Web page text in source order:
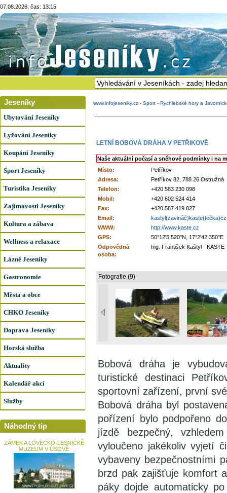
07.08.2026, čas: 13:15
Jeseníky
Ubytování Jeseníky
Lyžování Jeseníky
Koupání Jeseníky
Sport Jeseníky
Turistika Jeseníky
Zajímavosti Jeseníky
Kultura a zábava
Wellness a relaxace
Lázně Jeseníky
Gastronomie
Města a obce
CHKO Jeseníky
Doprava Jeseníky
Horská služba
Aktuality
Kalendář akcí
Služby
Náhodný tip
ZÁMEK A LOVECKO-LESNICKÉ
MUZEUM V ÚSOVĚ
www.infojeseniky.cz - Sport - Rychlebské hory a
LETNÍ BOBOVÁ DRÁHA V PETŘIKOVĚ
Naše aktuální počasí a sněhové podmínky i na
Místo:
Petříkov
Adresa:
Petříkov 82, 788 26 Ostružná
Telefon:
+420 583 230 098
Mobil:
+420 602 524 414
Fax:
+420 587 419 827
Email:
kastyl(zavináč)kaste(tečka)cz
WWW:
http://www.kaste.cz
GPS:
50°12'5,520"N, 17°2'42,350"E
Odpovědná
osoba:
Ing. František Kaštyl - KASTE
Fotografie (9)
Bobová dráha je
turistické destinaci
sportovní zařízení, první
Bobová dráha byl
pořízení bylo podpořeno
jízdě bezpečný,
vyloučeno jakékoliv vyjetí
vybaveny bezpečnostními
brzd pak zajišťuje komfort
páky dojde automaticky